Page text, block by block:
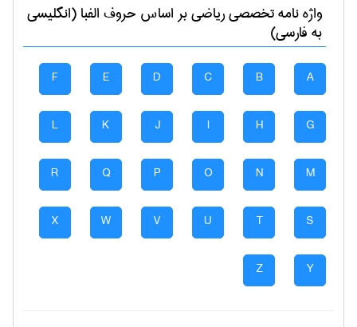
واژه نامه تخصصیرياضیبر اساس حروف الفبا (انگلیسی
به فارسی)
A
B
C
D
E
F
G
H
I
J
K
L
M
N
O
P
Q
R
S
T
U
V
W
X
Y
Z